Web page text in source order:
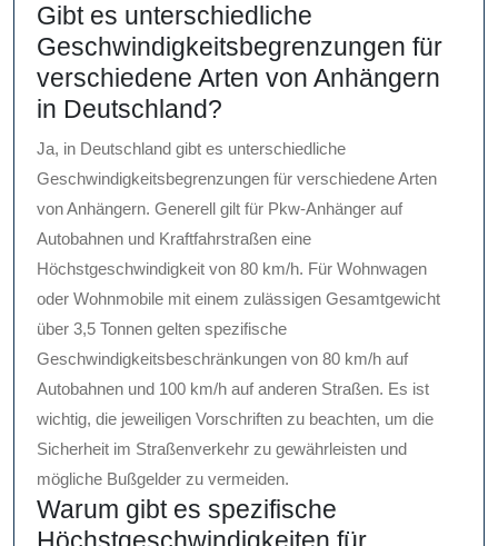
Gibt es unterschiedliche
Geschwindigkeitsbegrenzungen für
verschiedene Arten von Anhängern
in Deutschland?
Ja, in Deutschland gibt es unterschiedliche
Geschwindigkeitsbegrenzungen für verschiedene Arten
von Anhängern. Generell gilt für Pkw-Anhänger auf
Autobahnen und Kraftfahrstraßen eine
Höchstgeschwindigkeit von 80 km/h. Für Wohnwagen
oder Wohnmobile mit einem zulässigen Gesamtgewicht
über 3,5 Tonnen gelten spezifische
Geschwindigkeitsbeschränkungen von 80 km/h auf
Autobahnen und 100 km/h auf anderen Straßen. Es ist
wichtig, die jeweiligen Vorschriften zu beachten, um die
Sicherheit im Straßenverkehr zu gewährleisten und
mögliche Bußgelder zu vermeiden.
Warum gibt es spezifische